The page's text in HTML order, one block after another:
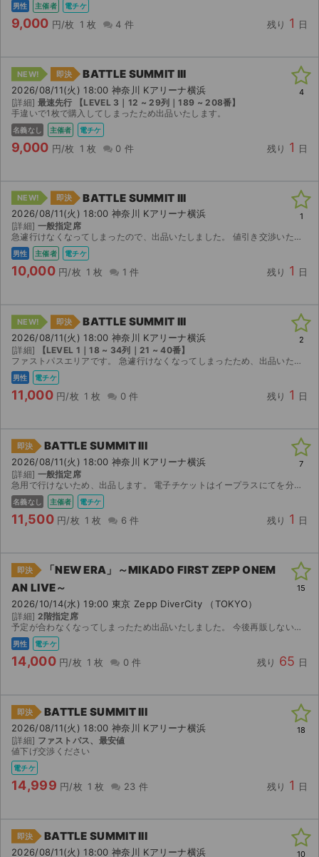
チケットジャム運営会社
チケットジャム利用規約
プライバシーポリシー
公演登録依頼
不正転売禁止法について
チケットジャムの取り組み
男性 主催者 電チケ
9,000 円/枚 1 枚 4 件 残り 1 日
NEW! 即決 BATTLE SUMMIT III
2026/08/11(火) 18:00 神奈川 Kアリーナ横浜
[詳細] 最速先行 【LEVEL 3｜12 ~ 29列｜189 ~ 208番】
手違いで1枚で購入してしまったため出品いたします。
名義なし 主催者 電チケ
9,000 円/枚 1 枚 0 件 残り 1 日
4
NEW! 即決 BATTLE SUMMIT III
2026/08/11(火) 18:00 神奈川 Kアリーナ横浜
[詳細] 一般指定席
急遽行けなくなってしまったので、出品いたしました。 値引き交渉いたしますので質問等お待ちしております。
男性 主催者 電チケ
10,000 円/枚 1 枚 1 件 残り 1 日
1
NEW! 即決 BATTLE SUMMIT III
2026/08/11(火) 18:00 神奈川 Kアリーナ横浜
[詳細]
【LEVEL 1｜18 ~ 34列｜21 ~ 40番】
ファストパスエリアです。 急遽行けなくなってしまったため、出品いたします。
男性 電チケ
11,000 円/枚 1 枚 0 件 残り 1 日
2
即決 BATTLE SUMMIT III
2026/08/11(火) 18:00 神奈川 Kアリーナ横浜
[詳細] 一般指定席
急用で行けないため、出品します。 電子チケットはイープラスにてを分配いたします。 分配可能になり次第、送らせていただきます。
名義なし 主催者 電チケ
11,500 円/枚 1 枚 6 件 残り 1 日
7
即決
「NEW ERA」～MIKADO FIRST ZEPP ONEM
AN LIVE～
2026/10/14(水) 19:00 東京 Zepp DiverCity （TOKYO）
[詳細] 2階指定席
予定が合わなくなってしまったため出品いたしました。 今後再販しない貴重なチケットとなります。 イープラスにて分配します！
男性 電チケ
14,000 円/枚 1 枚 0 件 残り 65 日
15
即決 BATTLE SUMMIT III
2026/08/11(火) 18:00 神奈川 Kアリーナ横浜
[詳細] ファストパス、最安値
値下げ交渉ください
電チケ
14,999 円/枚 1 枚 23 件 残り 1 日
18
即決 BATTLE SUMMIT III
2026/08/11(火) 18:00 神奈川 Kアリーナ横浜 10